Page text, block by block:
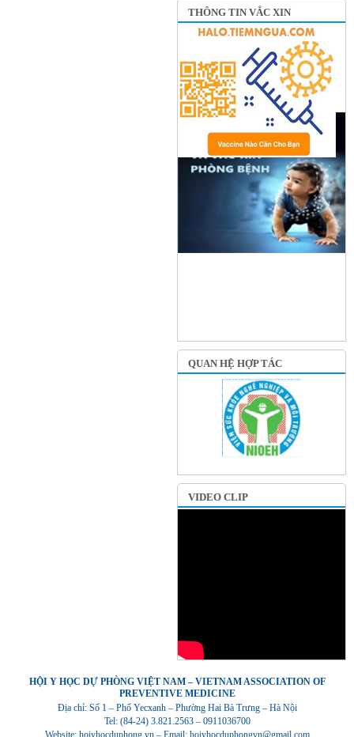
THÔNG TIN VẮC XIN
QUAN HỆ HỢP TÁC
VIDEO CLIP
HỘI Y HỌC DỰ PHÒNG VIỆT NAM – VIETNAM ASSOCIATION OF
PREVENTIVE MEDICINE
Địa chỉ: Số 1 – Phố Yecxanh – Phường Hai Bà Trưng – Hà Nội
Tel: (84-24) 3.821.2563 – 0911036700
Website: hoiyhocduphong.vn – Email: hoiyhocduphongvn@gmail.com